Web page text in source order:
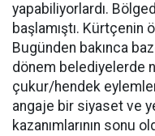
yapabiliyorlardı.
başlamıştı. Kürtçenin
Bugünden bakınca
dönem belediyelerde
çukur/hendek
angaje bir siyaset ve
kazanımlarının sonu